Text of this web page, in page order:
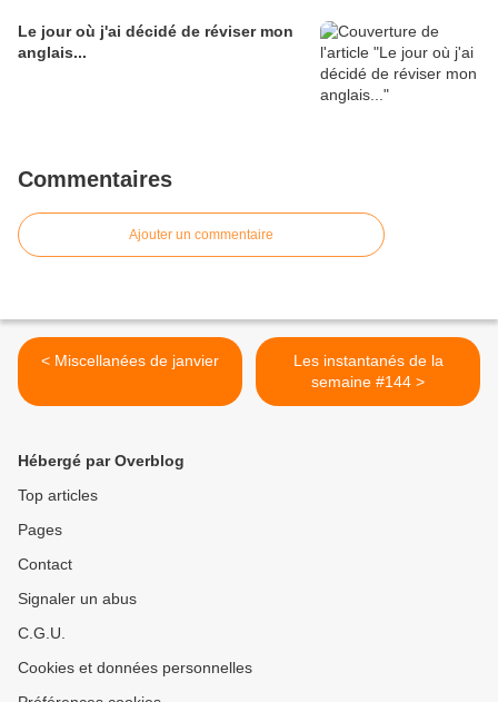
Le jour où j'ai décidé de réviser mon
anglais...
Commentaires
Ajouter un commentaire
< Miscellanées de janvier
Les instantanés de la
semaine #144 >
Hébergé par Overblog
Top articles
Pages
Contact
Signaler un abus
C.G.U.
Cookies et données personnelles